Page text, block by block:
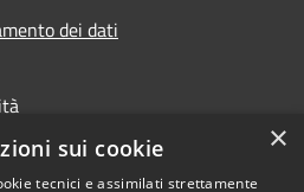
dei dati
×
sui cookie
tecnici e assimilati strettamente